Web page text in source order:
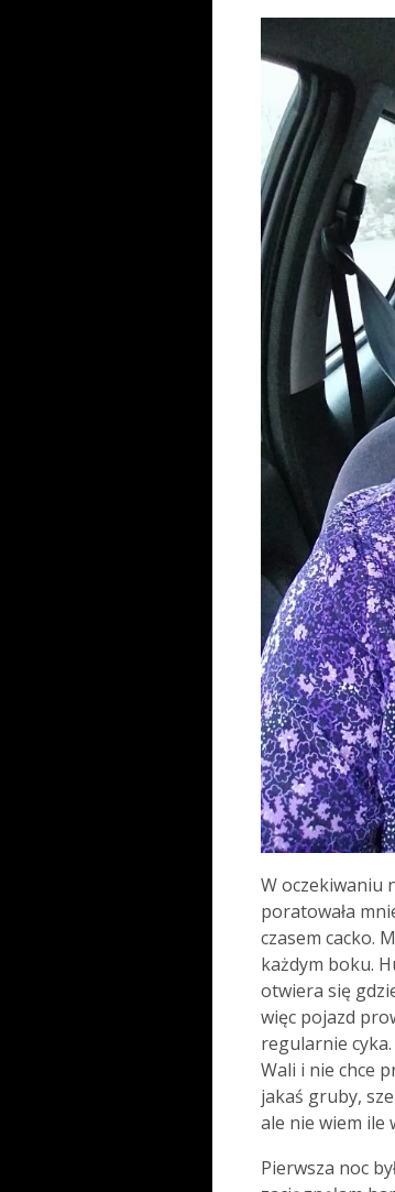
W oczekiwaniu
poratowała
czasem cacko.
każdym boku.
otwiera się
więc pojazd
regularnie
Wali i nie chce
jakaś gruby,
ale nie wiem ile
Pierwsza noc